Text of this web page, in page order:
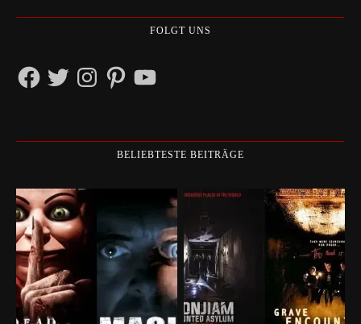
FOLGT UNS
FacebookTwitterInstagramPinterestYouTube
BELIEBTESTE BEITRÄGE